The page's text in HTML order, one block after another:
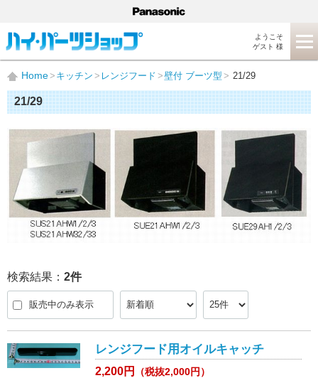
ようこそ
ゲスト 様
Home キッチン レンジフード 壁付 ブーツ型 21/29
21/29
検索結果： 2件
販売中のみ表示
レンジフード用オイルキャッチ
2,200円 （税抜2,000円）